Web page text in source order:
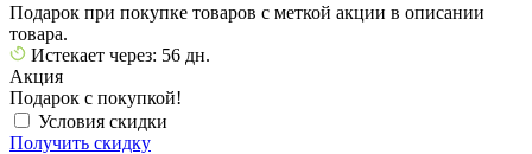
Подарок при покупке товаров с меткой акции в описании
товара.
Истекает через: 56 дн.
Акция
Подарок с покупкой!
Условия скидки
Получить скидку